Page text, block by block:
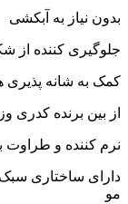
بدون نیاز به آبکشی
جلوگیری کننده از
کمک به شانه پذیری
از بین برنده
نرم کننده و
دارای ساختاری
مو